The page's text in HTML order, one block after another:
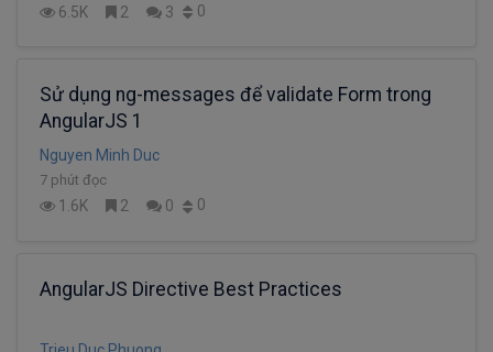
6.5K 2 3 0
Sử dụng ng-messages để validate Form trong
AngularJS 1
Nguyen Minh Duc
7 phút đọc
1.6K 2 0 0
AngularJS Directive Best Practices